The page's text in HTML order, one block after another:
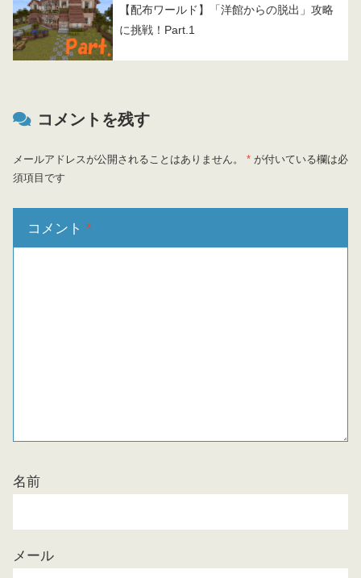
【配布ワールド】「洋館からの脱出」攻略
に挑戦！Part.1
コメントを残す
メールアドレスが公開されることはありません。 * が付いている欄は必
須項目です
コメント *
名前
メール